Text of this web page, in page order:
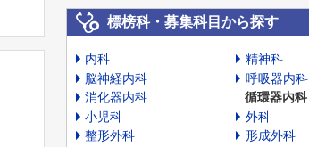
標榜科・募集科目から探す
内科
精神科
脳神経内科
呼吸器内科
消化器内科
循環器内科
小児科
外科
整形外科
形成外科